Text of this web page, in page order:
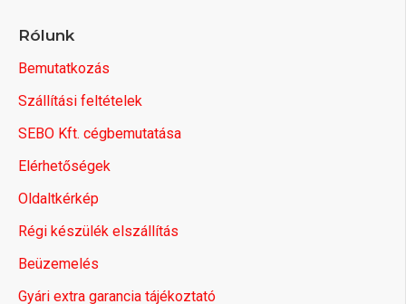
Rólunk
Bemutatkozás
Szállítási feltételek
SEBO Kft. cégbemutatása
Elérhetőségek
Oldaltkérkép
Régi készülék elszállítás
Beüzemelés
Gyári extra garancia tájékoztató